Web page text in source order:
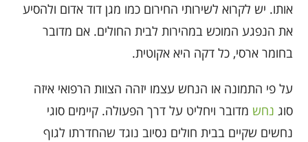
אותו. יש לקרוא לשירותי החירום כמו מגן דוד אדום ולהסיע
את הנפגע המוכש במהירות לבית החולים. אם מדובר
בחומר ארסי, כל דקה היא אקוטית.
על פי התמונה או הנחש עצמו יזהה הצוות הרפואי איזה
סוג נחש מדובר ויחליט על דרך הפעולה. קיימים סוגי
נחשים שקיים בבית חולים נסיוב נוגד שהחדרתו לגוף